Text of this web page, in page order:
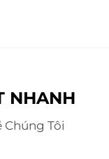
NHANH
Chúng Tôi